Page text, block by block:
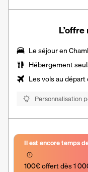
Le séjour en
Hébergement
Les vols au
Personnalisation
Il est encore temps
100€ offert dès 1